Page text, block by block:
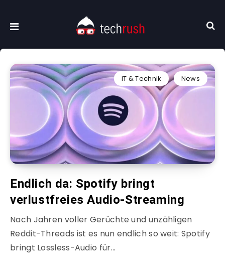
IT & Technik News
Endlich da: Spotify bringt
verlustfreies Audio-Streaming
Nach Jahren voller Gerüchte und unzähligen
Reddit-Threads ist es nun endlich so weit: Spotify
bringt Lossless-Audio für…